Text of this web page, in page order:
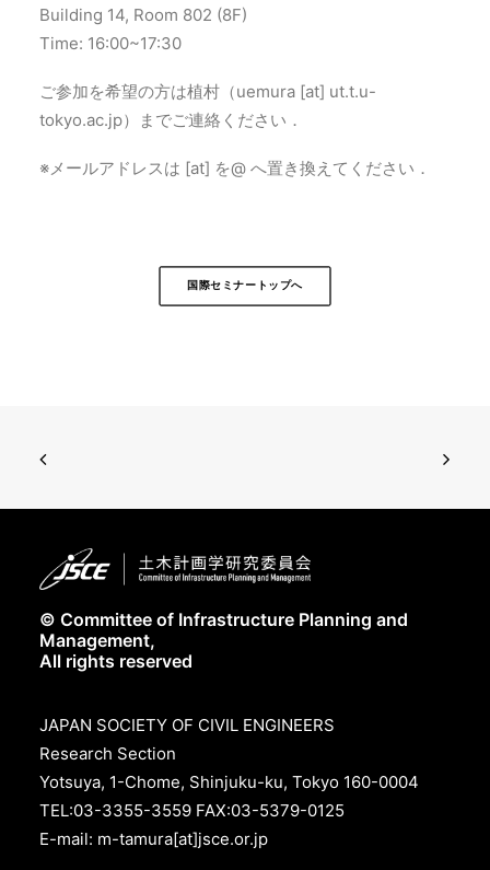
Building 14, Room 802 (8F)
Time: 16:00~17:30
ご参加を希望の方は植村（uemura [at] ut.t.u-
tokyo.ac.jp）までご連絡ください．
※メールアドレスは [at] を@ へ置き換えてください．
国際セミナートップへ
© Committee of Infrastructure Planning and
Management,
All rights reserved
JAPAN SOCIETY OF CIVIL ENGINEERS
Research Section
Yotsuya, 1-Chome, Shinjuku-ku, Tokyo 160-0004
TEL:03-3355-3559 FAX:03-5379-0125
E-mail: m-tamura[at]jsce.or.jp